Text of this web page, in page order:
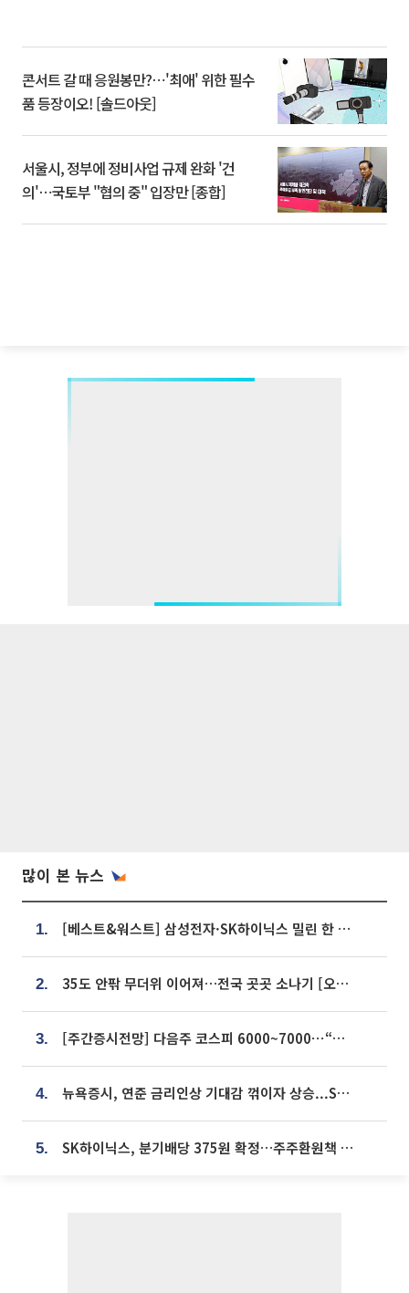
콘서트 갈 때 응원봉만?⋯'최애' 위한 필수
품 등장이오! [솔드아웃]
서울시, 정부에 정비사업 규제 완화 '건
의'⋯국토부 "협의 중" 입장만 [종합]
많이 본 뉴스
1. [베스트&워스트] 삼성전자·SK하이닉스 밀린 한 주…상상인증권은 85% 급등
2. 35도 안팎 무더위 이어져…전국 곳곳 소나기 [오늘 날씨]
3. [주간증시전망] 다음주 코스피 6000~7000⋯“外人 수급은 정책이 변수”
4. 뉴욕증시, 연준 금리인상 기대감 꺾이자 상승...S&P500 사상 최고치 [종합]
5. SK하이닉스, 분기배당 375원 확정…주주환원책 9월로 앞당겨 발표